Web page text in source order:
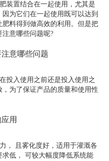
装置结合在一起使用，尤其是
为它们在一起使用既可以达到
料得到做高效的利用。但是把
意哪些问题呢?
意哪些问题
投入使用之前还是投入使用之
为了保证产品的质量和使用性
用
， 且雾化度好，适用于灌溉各
低， 可较大幅度降低系统能